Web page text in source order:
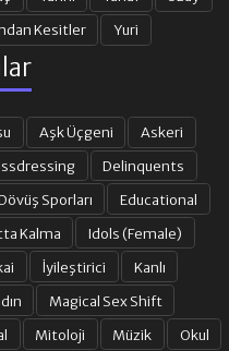
Kesitler Yuri
Aşk Üçgeni
Askeri
Delinquents
Sporları
Educational
Kalma
Idols (Female)
İyileştirici
Kanlı
Magical Sex Shift
Mitoloji Müzik
Okul